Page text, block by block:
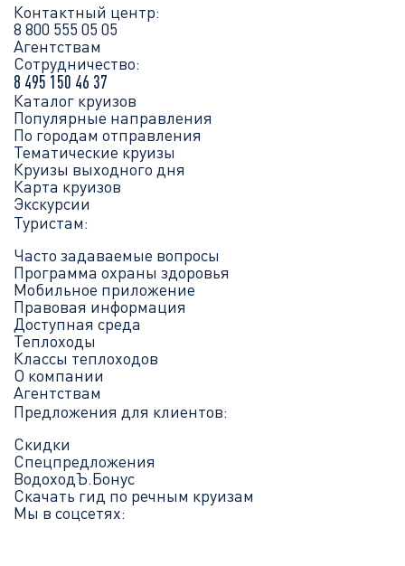
Контактный центр:
8 800 555 05 05
Агентствам
Сотрудничество:
8 495 150 46 37
Каталог круизов
Популярные направления
По городам отправления
Тематические круизы
Круизы выходного дня
Карта круизов
Экскурсии
Туристам:
Часто задаваемые вопросы
Программа охраны здоровья
Мобильное приложение
Правовая информация
Доступная среда
Теплоходы
Классы теплоходов
О компании
Агентствам
Предложения для клиентов:
Скидки
Спецпредложения
ВодоходЪ.Бонус
Скачать гид по речным круизам
Мы в соцсетях: